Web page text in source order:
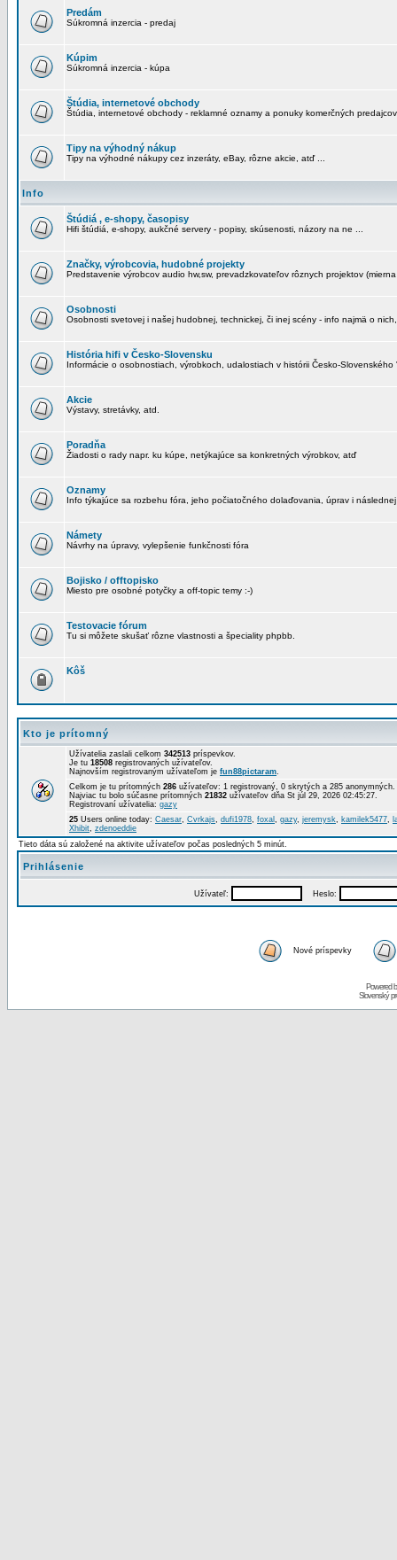
Predám
Súkromná inzercia - predaj
Kúpim
Súkromná inzercia - kúpa
Štúdia, internetové obchody
Štúdia, internetové obchody - reklamné oznamy a ponuky komerčných predajcov
Tipy na výhodný nákup
Tipy na výhodné nákupy cez inzeráty, eBay, rôzne akcie, atď ...
Info
Štúdiá , e-shopy, časopisy
Hifi štúdiá, e-shopy, aukčné servery - popisy, skúsenosti, názory na ne ...
Značky, výrobcovia, hudobné projekty
Predstavenie výrobcov audio hw,sw, prevadzkovateľov rôznych projektov
Osobnosti
Osobnosti svetovej i našej hudobnej, technickej, či inej scény - info najmä o
História hifi v Česko-Slovensku
Informácie o osobnostiach, výrobkoch, udalostiach v histórii Česko-Slovenského
Akcie
Výstavy, stretávky, atd.
Poradňa
Žiadosti o rady napr. ku kúpe, netýkajúce sa konkretných výrobkov, atď
Oznamy
Info týkajúce sa rozbehu fóra, jeho počiatočného dolaďovania, úprav i
Námety
Návrhy na úpravy, vylepšenie funkčnosti fóra
Bojisko / offtopisko
Miesto pre osobné potyčky a off-topic temy :-)
Testovacie fórum
Tu si môžete skušať rôzne vlastnosti a špeciality phpbb.
Kôš
Kto je prítomný
Užívatelia zaslali celkom 342513 príspevkov.
Je tu 18508 registrovaných užívateľov.
Najnovším registrovaným užívateľom je fun88pictaram.
Celkom je tu prítomných 286 užívateľov: 1 registrovaný, 0 skrytých a 285
Najviac tu bolo súčasne prítomných 21832 užívateľov dňa St júl 29, 2026 02:45:27.
Registrovaní užívatelia: gazy
25 Users online today: Caesar, Cvrkajs, dufi1978, foxal , gazy, jeremysk, kamilek5477,
Xhibit, zdenoeddie
Tieto dáta sú založené na aktivite užívateľov počas posledných 5 minút.
Prihlásenie
Užívateľ: Heslo:
Nové príspevky
Powered
Slovenský